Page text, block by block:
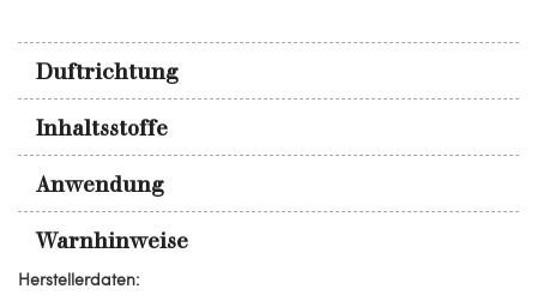
Duftrichtung
Inhaltsstoffe
Anwendung
Warnhinweise
Herstellerdaten: